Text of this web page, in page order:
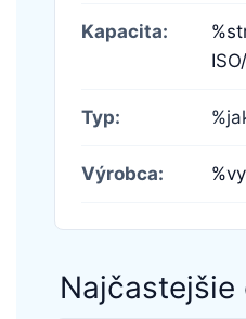
Kapacita:
Typ:
Výrobca:
Najčastejšie